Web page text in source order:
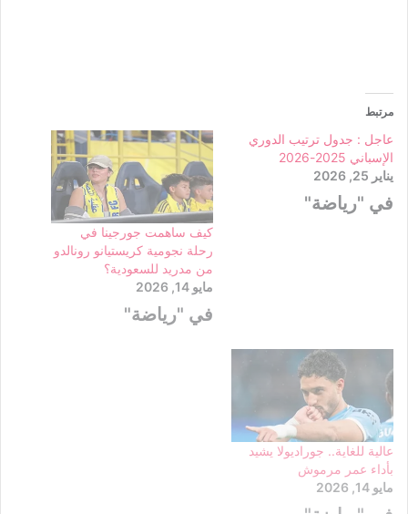
مرتبط
عاجل : جدول ترتيب الدوري
الإسباني 2025-2026
يناير 25, 2026
في "رياضة"
كيف ساهمت جورجينا في
رحلة نجومية كريستيانو رونالدو
من مدريد للسعودية؟
مايو 14, 2026
في "رياضة"
عالية للغاية.. جوراديولا يشيد
بأداء عمر مرموش
مايو 14, 2026